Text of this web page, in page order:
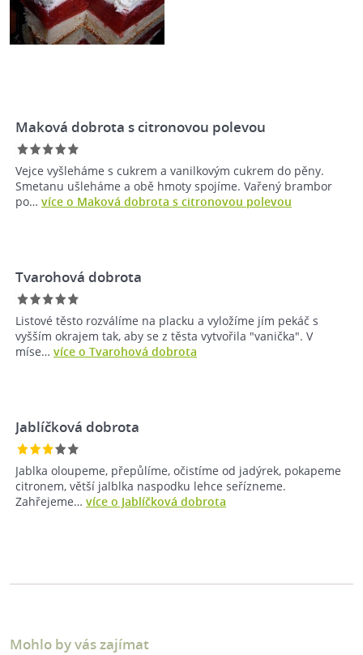
Maková dobrota s citronovou polevou
Vejce vyšleháme s cukrem a vanilkovým cukrem do pěny.
Smetanu ušleháme a obě hmoty spojíme. Vařený brambor
po… více o Maková dobrota s citronovou polevou
Tvarohová dobrota
Listové těsto rozválíme na placku a vyložíme jím pekáč s
vyšším okrajem tak, aby se z těsta vytvořila "vanička". V
míse… více o Tvarohová dobrota
Jablíčková dobrota
Jablka oloupeme, přepůlíme, očistíme od jadýrek, pokapeme
citronem, větší jalblka naspodku lehce seřízneme.
Zahřejeme… více o Jablíčková dobrota
Mohlo by vás zajímat